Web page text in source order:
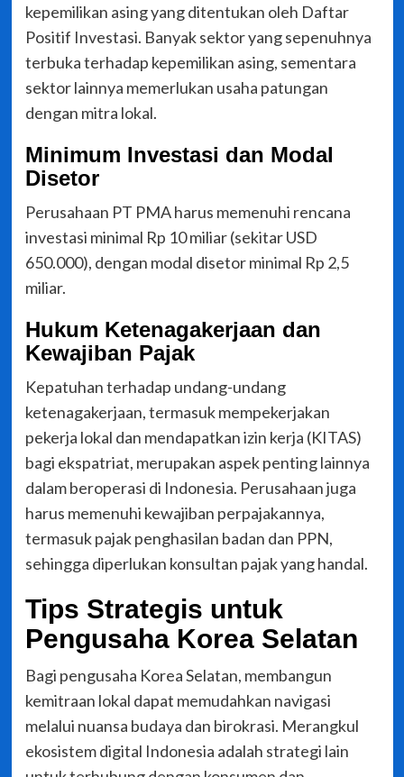
kepemilikan asing yang ditentukan oleh Daftar
Positif Investasi. Banyak sektor yang sepenuhnya
terbuka terhadap kepemilikan asing, sementara
sektor lainnya memerlukan usaha patungan
dengan mitra lokal.
Minimum Investasi dan Modal
Disetor
Perusahaan PT PMA harus memenuhi rencana
investasi minimal Rp 10 miliar (sekitar USD
650.000), dengan modal disetor minimal Rp 2,5
miliar.
Hukum Ketenagakerjaan dan
Kewajiban Pajak
Kepatuhan terhadap undang-undang
ketenagakerjaan, termasuk mempekerjakan
pekerja lokal dan mendapatkan izin kerja (KITAS)
bagi ekspatriat, merupakan aspek penting lainnya
dalam beroperasi di Indonesia. Perusahaan juga
harus memenuhi kewajiban perpajakannya,
termasuk pajak penghasilan badan dan PPN,
sehingga diperlukan konsultan pajak yang handal.
Tips Strategis untuk
Pengusaha Korea Selatan
Bagi pengusaha Korea Selatan, membangun
kemitraan lokal dapat memudahkan navigasi
melalui nuansa budaya dan birokrasi. Merangkul
ekosistem digital Indonesia adalah strategi lain